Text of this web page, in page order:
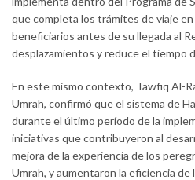
que completa los trámites de viaje
beneficiarios antes de su llegada al
desplazamientos y reduce el tiempo
En este mismo contexto, Tawfiq Al-
Umrah, confirmó que el sistema de
durante el último período de la
iniciativas que contribuyeron al
mejora de la experiencia de los
Umrah, y aumentaron la eficiencia de